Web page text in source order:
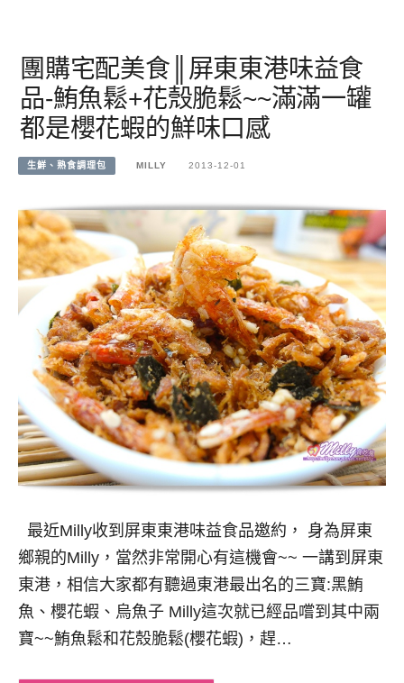
團購宅配美食║屏東東港味益食
品-鮪魚鬆+花殼脆鬆~~滿滿一罐
都是櫻花蝦的鮮味口感
生鮮、熟食調理包 MILLY 2013-12-01
最近Milly收到屏東東港味益食品邀約， 身為屏東
鄉親的Milly，當然非常開心有這機會~~ 一講到屏東
東港，相信大家都有聽過東港最出名的三寶:黑鮪
魚、櫻花蝦、烏魚子 Milly這次就已經品嚐到其中兩
寶~~鮪魚鬆和花殼脆鬆(櫻花蝦)，趕…